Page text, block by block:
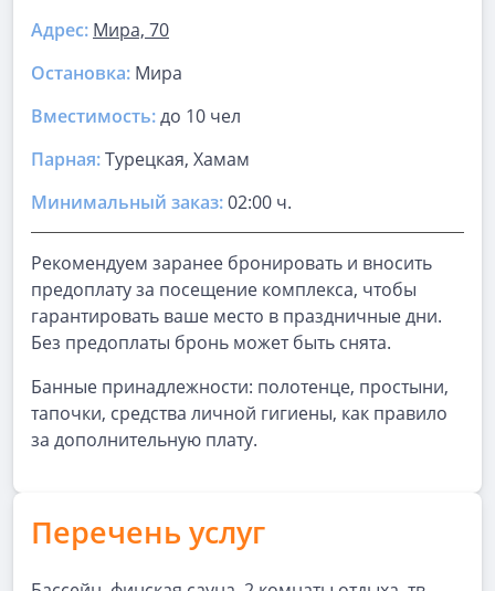
Адрес: Мира, 70
Остановка: Мира
Вместимость:до 10 чел
Парная:Турецкая, Хамам
Минимальный заказ:02:00 ч.
Рекомендуем заранее бронировать и вносить
предоплату за посещение комплекса, чтобы
гарантировать ваше место в праздничные дни.
Без предоплаты бронь может быть снята.
Банные принадлежности: полотенце, простыни,
тапочки, средства личной гигиены, как правило
за дополнительную плату.
Перечень услуг